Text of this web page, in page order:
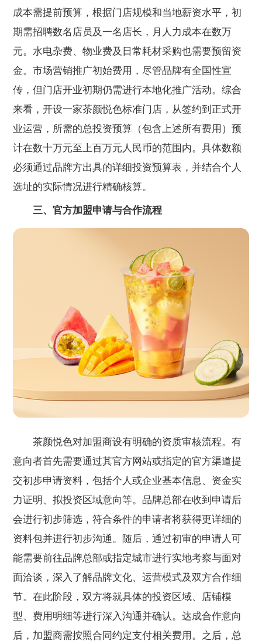
成本需提前预算，根据门店规模和当地薪资水平，初
期需招聘数名店员及一名店长，月人力成本在数万
元。水电杂费、物业费及日常耗材采购也需要预留资
金。市场营销推广初始费用，尽管品牌有全国性宣
传，但门店开业初期仍需进行本地化推广活动。综合
来看，开设一家茶颜悦色标准门店，从签约到正式开
业运营，所需的总投资预算（包含上述所有费用）预
计在数十万元至上百万元人民币的范围内。具体数额
必须通过品牌方出具的详细投资预算表，并结合个人
选址的实际情况进行精确核算。
三、官方加盟申请与合作流程
茶颜悦色对加盟商设有明确的资质审核流程。有
意向者首先需要通过其官方网站或指定的官方渠道提
交初步申请资料，包括个人或企业基本信息、资金实
力证明、拟投资区域意向等。品牌总部在收到申请后
会进行初步筛选，符合条件的申请者将获得更详细的
资料包并进行初步沟通。随后，通过初审的申请人可
能需要前往品牌总部或指定城市进行实地考察与面对
面洽谈，深入了解品牌文化、运营模式及双方合作细
节。在此阶段，双方将就具体的投资区域、店铺模
型、费用明细等进行深入沟通并确认。达成合作意向
后，加盟商需按照合同约定支付相关费用。之后，总